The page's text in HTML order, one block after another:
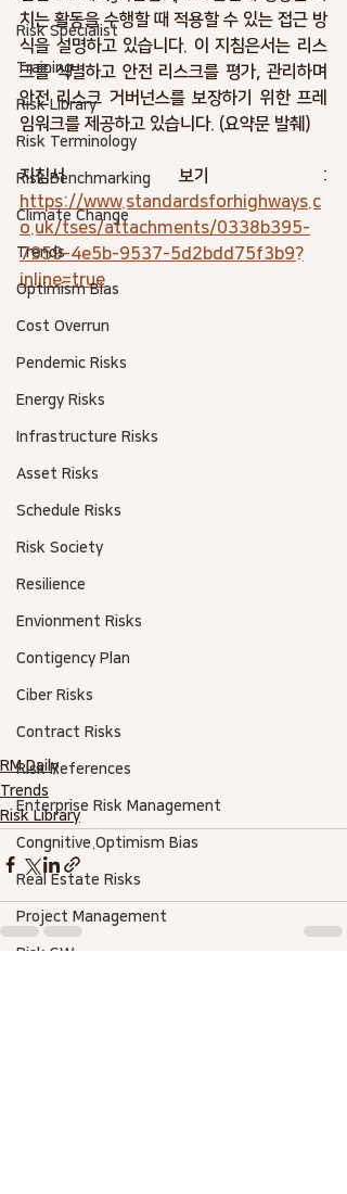
Risk Specialist
Training
Risk Library
Risk Terminology
Risk Benchmarking
Climate Change
Trends
Optimism Bias
Cost Overrun
Pendemic Risks
Energy Risks
Infrastructure Risks
Asset Risks
Schedule Risks
Risk Society
Resilience
Envionment Risks
Contigency Plan
Ciber Risks
Contract Risks
Risk References
Enterprise Risk Management
Congnitive.Optimism Bias
Real Estate Risks
Project Management
Risk SW
치는 활동을 수행할 때 적용할 수 있는 접근 방
식을 설명하고 있습니다. 이 지침은서는 리스
크를 식별하고 안전 리스크를 평가, 관리하며
안전 리스크 거버넌스를 보장하기 위한 프레
임워크를 제공하고 있습니다. (요약문 발췌)
https://www.standardsforhighways.c
o.uk/tses/attachments/0338b395-
7959-4e5b-9537-5d2bdd75f3b9?
inline=true
RM Daily
Trends
Risk Library